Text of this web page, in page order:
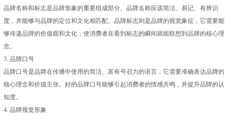
品牌名称和标志是品牌形象的重要组成部分。品牌名称应该简洁、易记、有辨识
度，并能够与品牌的定位和文化相匹配。品牌标志则是品牌的视觉象征，它需要能
够传递品牌的价值观和文化，使消费者在看到标志的瞬间就能联想到品牌的核心理
念。
3. 品牌口号
品牌口号是品牌在传播中使用的简洁、富有号召力的语言，它需要准确表达品牌的
核心理念和价值主张。好的品牌口号能够引起消费者的情感共鸣，并提升品牌的认
知度。
4. 品牌视觉形象